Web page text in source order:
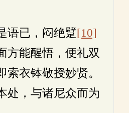
语已，闷绝躄[10]
方能醒悟，便礼双
索衣钵敬授妙贤。
处，与诸尼众而为